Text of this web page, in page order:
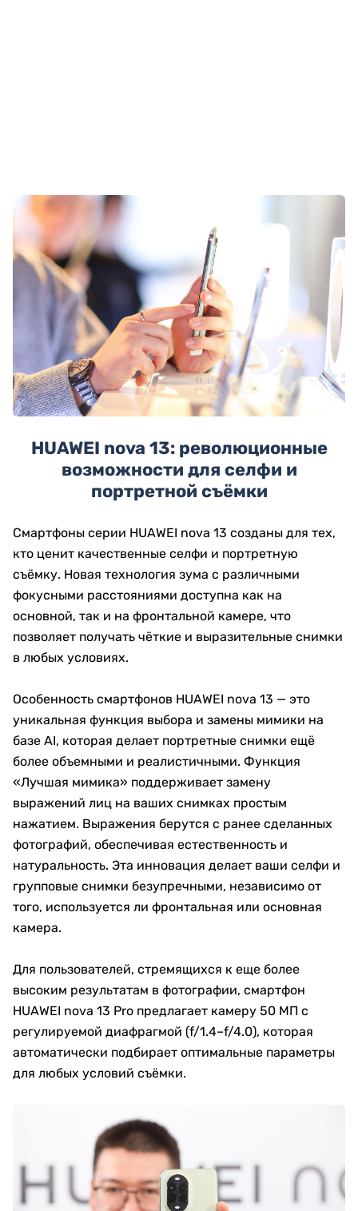
HUAWEI nova 13: революционные
возможности для селфи и
портретной съёмки
Смартфоны серии HUAWEI nova 13 созданы для тех,
кто ценит качественные селфи и портретную
съёмку. Новая технология зума с различными
фокусными расстояниями доступна как на
основной, так и на фронтальной камере, что
позволяет получать чёткие и выразительные снимки
в любых условиях.
Особенность смартфонов HUAWEI nova 13 — это
уникальная функция выбора и замены мимики на
базе AI, которая делает портретные снимки ещё
более объемными и реалистичными. Функция
«Лучшая мимика» поддерживает замену
выражений лиц на ваших снимках простым
нажатием. Выражения берутся с ранее сделанных
фотографий, обеспечивая естественность и
натуральность. Эта инновация делает ваши селфи и
групповые снимки безупречными, независимо от
того, используется ли фронтальная или основная
камера.
Для пользователей, стремящихся к еще более
высоким результатам в фотографии, смартфон
HUAWEI nova 13 Pro предлагает камеру 50 МП с
регулируемой диафрагмой (f/1.4–f/4.0), которая
автоматически подбирает оптимальные параметры
для любых условий съёмки.